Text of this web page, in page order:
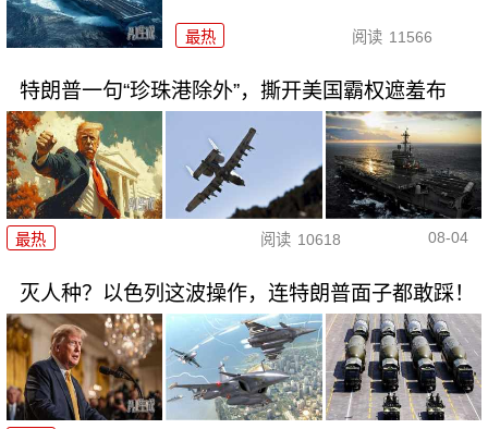
最热 阅读 11566
特朗普一句“珍珠港除外”，撕开美国霸权遮羞布
最热 阅读 10618 08-04
灭人种？以色列这波操作，连特朗普面子都敢踩！